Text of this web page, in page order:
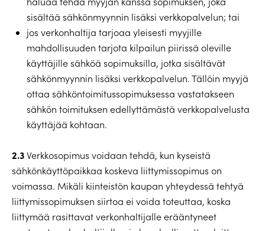
sisältää sähkönmyynnin lisäksi verkkopalvelun; tai
jos verkonhaltija tarjoaa yleisesti myyjille
mahdollisuuden tarjota kilpailun piirissä oleville
käyttäjille sähköä sopimuksilla, jotka sisältävät
sähkönmyynnin lisäksi verkkopalvelun. Tällöin myyjä
ottaa sähköntoimitussopimuksessa vastatakseen
sähkön toimituksen edellyttämästä verkkopalvelusta
käyttäjää kohtaan.
2.3Verkkosopimus voidaan tehdä, kun kyseistä
sähkönkäyttöpaikkaa koskeva liittymissopimus on
voimassa. Mikäli kiinteistön kaupan yhteydessä tehtyä
liittymissopimuksen siirtoa ei voida toteuttaa, koska
liittymää rasittavat verkonhaltijalle erääntyneet